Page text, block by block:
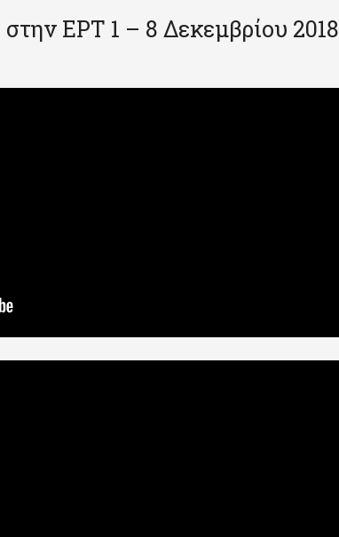
ΕΡΤ 1 – 8 Δεκεμβρίου 2018